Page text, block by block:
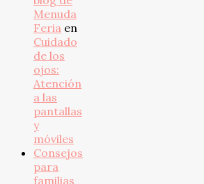
Menuda
Feria en
Cuidado
de los
ojos:
Atención
a las
pantallas
y
móviles
Consejos
para
familias